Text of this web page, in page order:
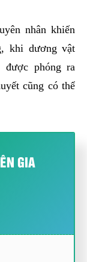
nhân khiến
khi dương vật
phóng ra
cũng có thể
GIA